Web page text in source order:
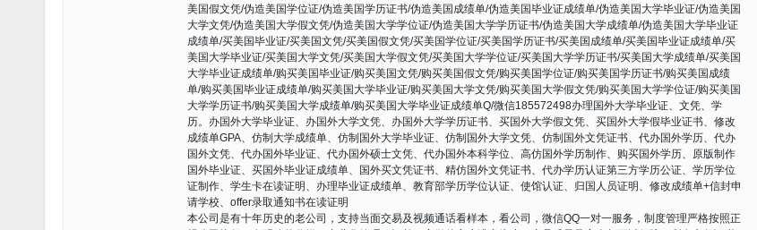
美国假文凭/伪造美国学位证/伪造美国学历证书/伪造美国成绩单/伪造美国毕业证成绩单/伪造美国大学毕业证/伪造美国
大学文凭/伪造美国大学假文凭/伪造美国大学学位证/伪造美国大学学历证书/伪造美国大学成绩单/伪造美国大学毕业证
成绩单/买美国毕业证/买美国文凭/买美国假文凭/买美国学位证/买美国学历证书/买美国成绩单/买美国毕业证成绩单/买
美国大学毕业证/买美国大学文凭/买美国大学假文凭/买美国大学学位证/买美国大学学历证书/买美国大学成绩单/买美国
大学毕业证成绩单/购买美国毕业证/购买美国文凭/购买美国假文凭/购买美国学位证/购买美国学历证书/购买美国成绩
单/购买美国毕业证成绩单/购买美国大学毕业证/购买美国大学文凭/购买美国大学假文凭/购买美国大学学位证/购买美国
大学学历证书/购买美国大学成绩单/购买美国大学毕业证成绩单Q/微信185572498办理国外大学毕业证、文凭、学
历。办国外大学毕业证、办国外大学文凭、办国外大学学历证书、买国外大学假文凭、买国外大学假毕业证书、修改
成绩单GPA、仿制大学成绩单、仿制国外大学毕业证、仿制国外大学文凭、仿制国外文凭证书、代办国外学历、代办
国外文凭、代办国外毕业证、代办国外硕士文凭、代办国外本科学位、高仿国外学历制作、购买国外学历、原版制作
国外毕业证、买国外毕业证成绩单、国外买文凭证书、精仿国外文凭证书、代办学历认证第三方学历公证、学历学位
证制作、学生卡在读证明、办理毕业证成绩单、教育部学历学位认证、使馆认证、归国人员证明、修改成绩单+信封申
请学校、offer录取通知书在读证明
本公司是有十年历史的老公司，支持当面交易及视频通话看样本，看公司，微信QQ一对一服务，制度管理严格按照正